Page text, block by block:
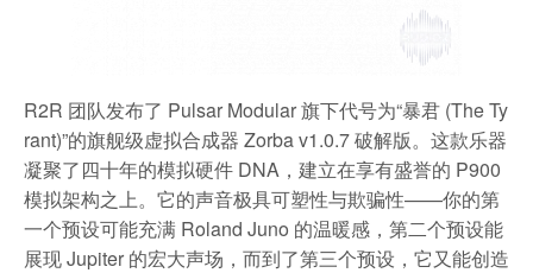
R2R 团队发布了 Pulsar Modular 旗下代号为“暴君 (The Ty
rant)”的旗舰级虚拟合成器 Zorba v1.0.7 破解版。这款乐器
凝聚了四十年的模拟硬件 DNA，建立在享有盛誉的 P900
模拟架构之上。它的声音极具可塑性与欺骗性——你的第
一个预设可能充满 Roland Juno 的温暖感，第二个预设能
展现 Jupiter 的宏大声场，而到了第三个预设，它又能创造